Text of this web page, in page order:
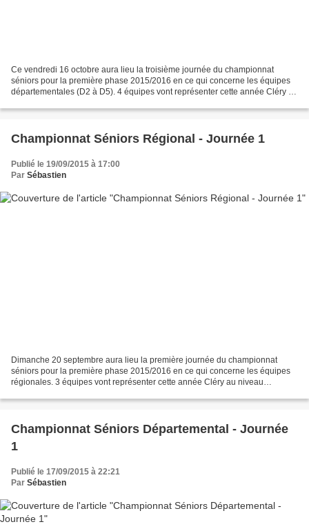
Ce vendredi 16 octobre aura lieu la troisième journée du championnat
séniors pour la première phase 2015/2016 en ce qui concerne les équipes
départementales (D2 à D5). 4 équipes vont représenter cette année Cléry au
Championnat Séniors Régional - Journée 1
Publié le 19/09/2015 à 17:00
Par Sébastien
Dimanche 20 septembre aura lieu la première journée du championnat
séniors pour la première phase 2015/2016 en ce qui concerne les équipes
régionales. 3 équipes vont représenter cette année Cléry au niveau
Championnat Séniors Départemental - Journée
1
Publié le 17/09/2015 à 22:21
Par Sébastien